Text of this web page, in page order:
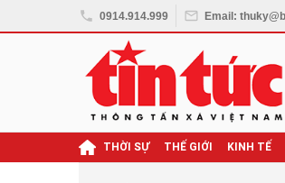
0914.914.999 Email:
THỜI SỰ THẾ GIỚI KINH TẾ